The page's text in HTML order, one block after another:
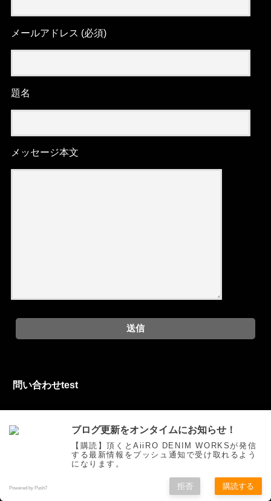
メールアドレス (必須)
題名
メッセージ本文
問い合わせtest
お問い合わせ
ブログ更新をオンタイムにお知らせ！
【購読】頂くとAiiRO DENIM WORKSが発信
する最新情報をプッシュ通知で受け取れるよう
になります。
Powered by Push7 拒否 購読する